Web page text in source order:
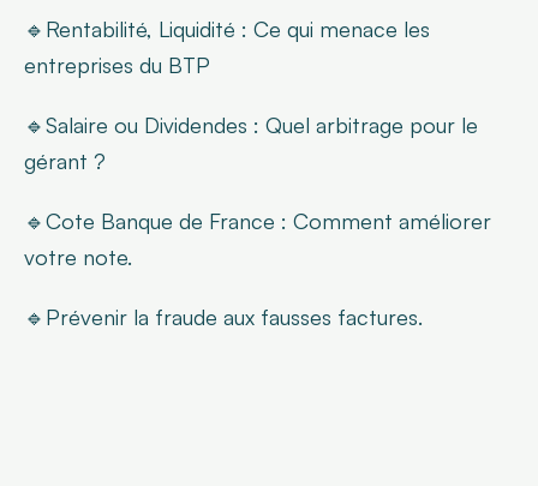
🔹Rentabilité, Liquidité : Ce qui menace les
entreprises du BTP
🔹Salaire ou Dividendes : Quel arbitrage pour le
gérant ?
🔹Cote Banque de France : Comment améliorer
votre note.
🔹Prévenir la fraude aux fausses factures.